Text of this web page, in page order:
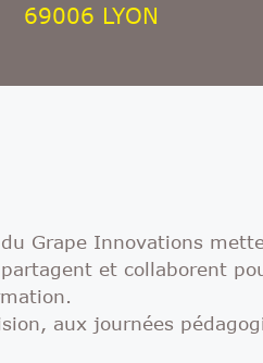
69006 LYON
Grape Innovations
et collaborent
aux journées